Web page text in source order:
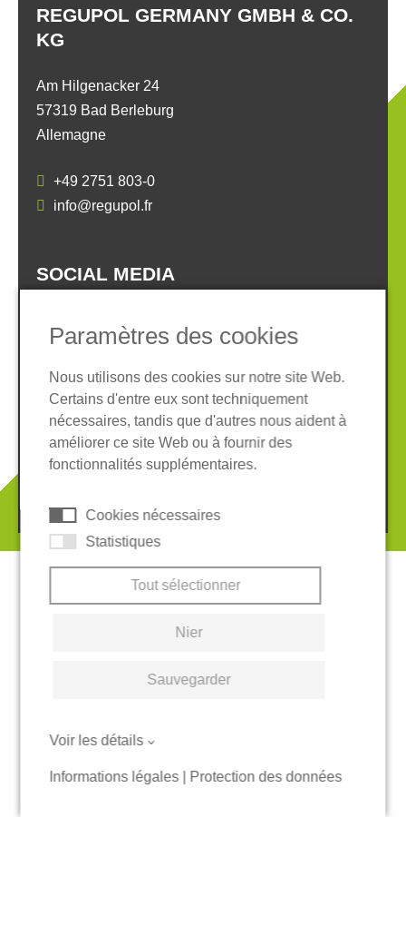
REGUPOL GERMANY GMBH & CO.
KG
Am Hilgenacker 24
57319 Bad Berleburg
Allemagne
+49 2751 803-0
info@regupol.fr
SOCIAL MEDIA
Informations légales
Protection des données
Conditions Générales
Système de whistleblowing
Cookies
Paramètres des cookies
Nous utilisons des cookies sur notre site Web.
Certains d'entre eux sont techniquement
nécessaires, tandis que d'autres nous aident à
améliorer ce site Web ou à fournir des
fonctionnalités supplémentaires.
Cookies nécessaires
Statistiques
Tout sélectionner
Nier
Sauvegarder
Voir les détails
Informations légales| Protection des données